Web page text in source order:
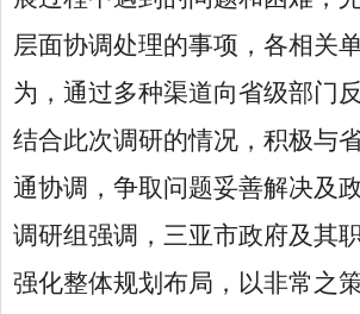
层面协调处理的事项，各相关
为，通过多种渠道向省级部门
结合此次调研的情况，积极与
通协调，争取问题妥善解决及
调研组强调，三亚市政府及其
强化整体规划布局，以非常之